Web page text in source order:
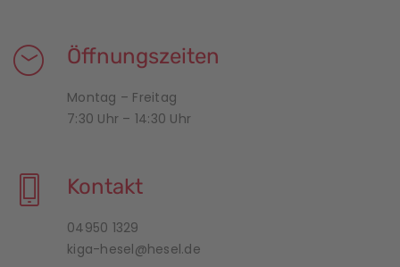
Öffnungszeiten
Montag – Freitag
7:30 Uhr – 14:30 Uhr
Kontakt
04950 1329
kiga-hesel@hesel.de